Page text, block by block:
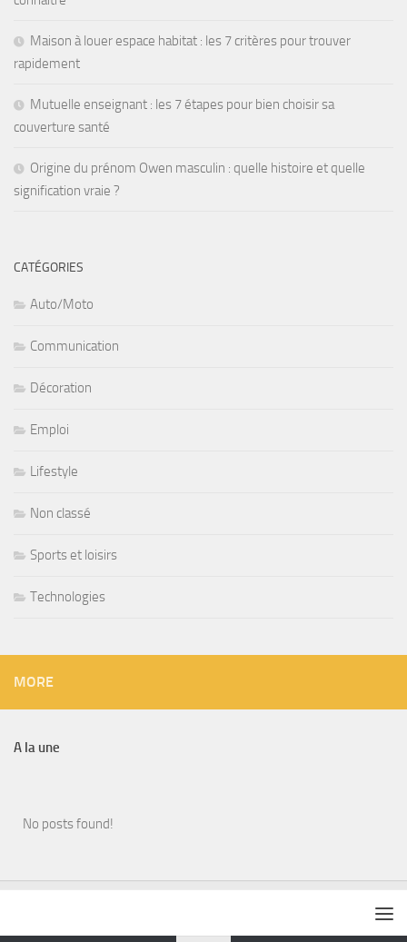
Maison à louer espace habitat : les 7 critères pour trouver
rapidement
Mutuelle enseignant : les 7 étapes pour bien choisir sa
couverture santé
Origine du prénom Owen masculin : quelle histoire et quelle
signification vraie ?
CATÉGORIES
Auto/Moto
Communication
Décoration
Emploi
Lifestyle
Non classé
Sports et loisirs
Technologies
MORE
A la une
No posts found!